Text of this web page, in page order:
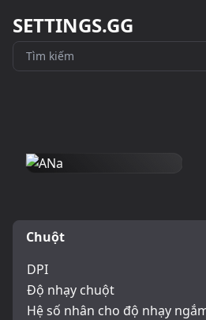
SETTINGS.GG
Chuột
DPI
Độ nhạy chuột
Hệ số nhân cho độ nhạy